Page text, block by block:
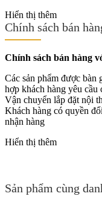
Hiển thị thêm
Chính sách bán
Chính sách bán hàng
Các sản phẩm được
hợp khách hàng yêu cầu
Vận chuyển lắp đặt nội
Khách hàng có quyền
nhận hàng
Hiển thị thêm
Sản phẩm cùng